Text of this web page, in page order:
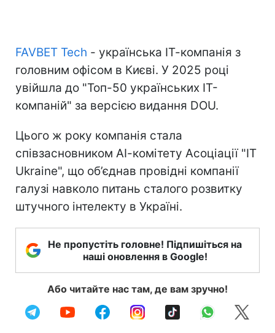
FAVBET Tech - українська ІТ-компанія з
головним офісом в Києві. У 2025 році
увійшла до "Топ-50 українських ІТ-
компаній" за версією видання DOU.
Цього ж року компанія стала
співзасновником АІ-комітету Асоціації "IT
Ukraine", що об’єднав провідні компанії
галузі навколо питань сталого розвитку
штучного інтелекту в Україні.
Не пропустіть головне! Підпишіться на
наші оновлення в Google!
Або читайте нас там, де вам зручно!